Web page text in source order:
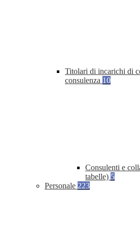
Titolari di incarichi di
consulenza 10
Consulenti e
tabelle) 5
Personale 223